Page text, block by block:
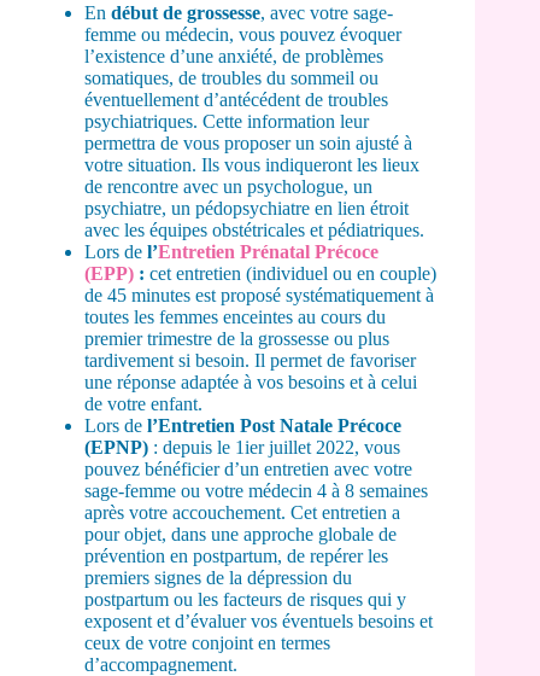
En début de grossesse, avec votre sage-
femme ou médecin, vous pouvez évoquer
l’existence d’une anxiété, de problèmes
somatiques, de troubles du sommeil ou
éventuellement d’antécédent de troubles
psychiatriques. Cette information leur
permettra de vous proposer un soin ajusté à
votre situation. Ils vous indiqueront les lieux
de rencontre avec un psychologue, un
psychiatre, un pédopsychiatre en lien étroit
avec les équipes obstétricales et pédiatriques.
Lors de l’Entretien Prénatal Précoce
(EPP) : cet entretien (individuel ou en couple)
de 45 minutes est proposé systématiquement à
toutes les femmes enceintes au cours du
premier trimestre de la grossesse ou plus
tardivement si besoin. Il permet de favoriser
une réponse adaptée à vos besoins et à celui
de votre enfant.
Lors de l’Entretien Post Natale Précoce
(EPNP) : depuis le 1ier juillet 2022, vous
pouvez bénéficier d’un entretien avec votre
sage-femme ou votre médecin 4 à 8 semaines
après votre accouchement. Cet entretien a
pour objet, dans une approche globale de
prévention en postpartum, de repérer les
premiers signes de la dépression du
postpartum ou les facteurs de risques qui y
exposent et d’évaluer vos éventuels besoins et
ceux de votre conjoint en termes
d’accompagnement.